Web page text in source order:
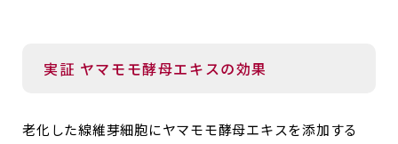
実証 ヤマモモ酵母エキスの効果
老化した線維芽細胞にヤマモモ酵母エキスを添加する